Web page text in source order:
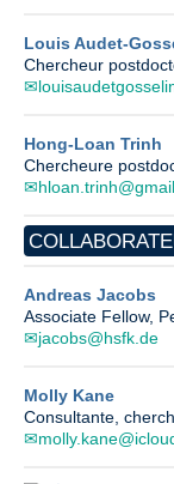
Louis Audet-
Chercheur
Hong-Loan Trinh
Chercheure
Andreas Jacobs
Associate Fellow,
jacobs@hsfk.de
Molly Kane
Consultante,